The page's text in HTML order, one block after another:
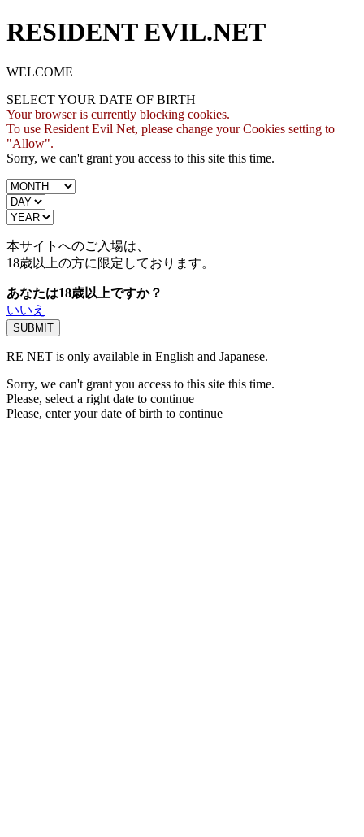
RESIDENT EVIL.NET
WELCOME
SELECT YOUR DATE OF BIRTH
Your browser is currently blocking cookies.
To use Resident Evil Net, please change your Cookies setting to
"Allow".
Sorry, we can't grant you access to this site this time.
本サイトへのご入場は、
18歳以上の方に限定しております。
あなたは18歳以上ですか？
いいえ
RE NET is only available in English and Japanese.
Sorry, we can't grant you access to this site this time.
Please, select a right date to continue
Please, enter your date of birth to continue